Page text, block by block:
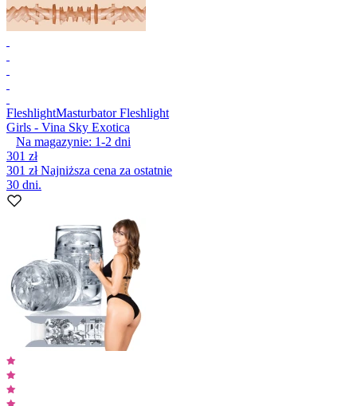
FleshlightMasturbator Fleshlight
Girls - Vina Sky Exotica
Na magazynie: 1-2 dni
301 zł
301 złNajniższa cena za ostatnie
30 dni.